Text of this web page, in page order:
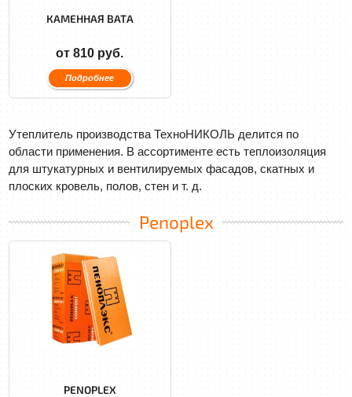
КАМЕННАЯ ВАТА
от 810 руб.
Подробнее
Утеплитель производства ТехноНИКОЛЬ делится по
области применения. В ассортименте есть теплоизоляция
для штукатурных и вентилируемых фасадов, скатных и
плоских кровель, полов, стен и т. д.
Penoplex
PENOPLEX